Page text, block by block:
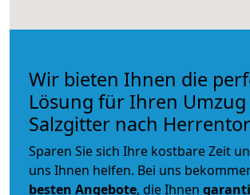
Wir bieten Ihnen die
Lösung für Ihren Umzug
Salzgitter nach
Sparen Sie sich Ihre kostbare Zeit
uns Ihnen helfen. Bei uns
besten Angebote, die Ihnen